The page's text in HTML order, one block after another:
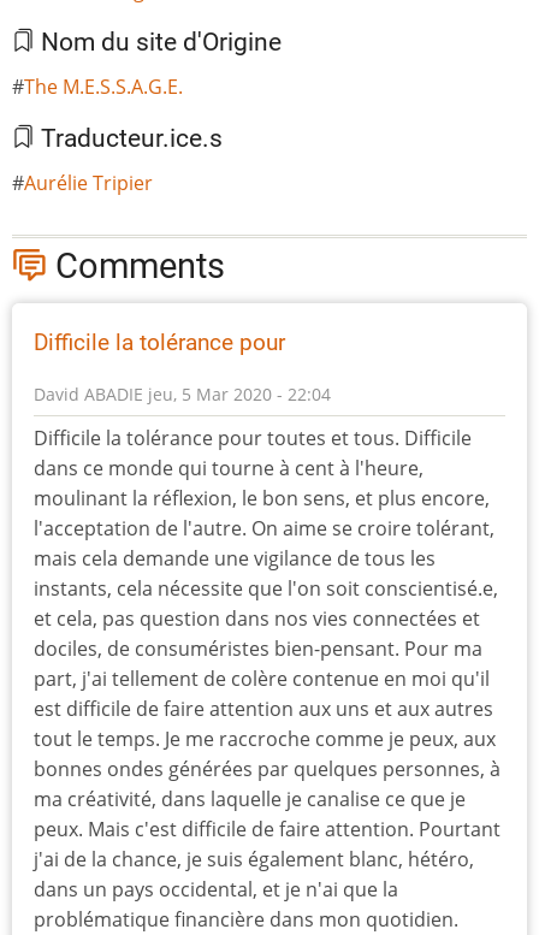
Nom du site d'Origine
The M.E.S.S.A.G.E.
Traducteur.ice.s
Aurélie Tripier
Comments
Difficile la tolérance pour
David ABADIE jeu, 5 Mar 2020 - 22:04
Difficile la tolérance pour toutes et tous. Difficile
dans ce monde qui tourne à cent à l'heure,
moulinant la réflexion, le bon sens, et plus encore,
l'acceptation de l'autre. On aime se croire tolérant,
mais cela demande une vigilance de tous les
instants, cela nécessite que l'on soit conscientisé.e,
et cela, pas question dans nos vies connectées et
dociles, de consuméristes bien-pensant. Pour ma
part, j'ai tellement de colère contenue en moi qu'il
est difficile de faire attention aux uns et aux autres
tout le temps. Je me raccroche comme je peux, aux
bonnes ondes générées par quelques personnes, à
ma créativité, dans laquelle je canalise ce que je
peux. Mais c'est difficile de faire attention. Pourtant
j'ai de la chance, je suis également blanc, hétéro,
dans un pays occidental, et je n'ai que la
problématique financière dans mon quotidien.